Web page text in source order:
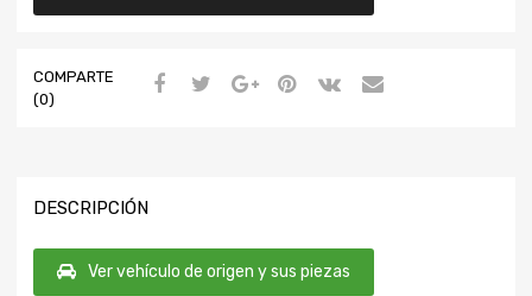
COMPARTE
(0)
DESCRIPCIÓN
Ver vehículo de origen y sus piezas